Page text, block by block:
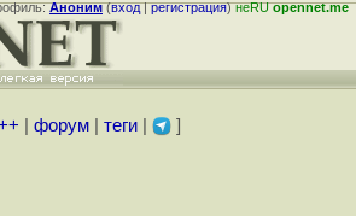
Аноним(вход|регистрация)неRUopennet.me
форум| теги| ]